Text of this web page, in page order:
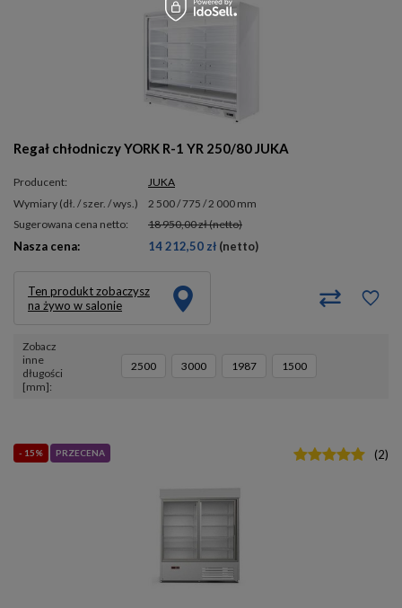
Regał chłodniczy YORK R-1 YR 250/80 JUKA
Producent:
JUKA
wymiary (dł. / szer. / wys.)
2 500 / 775 / 2 000 mm
Sugerowana cena netto:
18 950,00 zł(netto)
Nasza cena: 14 212,50 zł (netto)
Ten produkt zobaczysz
na żywo w salonie
Zobacz
inne
długości
[mm]
2500 3000 1987 1500
- 15% PRZECENA (2)